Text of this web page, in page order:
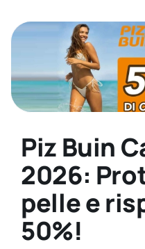
Piz Buin
2026:
pelle e
50%!